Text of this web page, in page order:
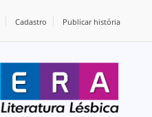
Cadastro Publicar história